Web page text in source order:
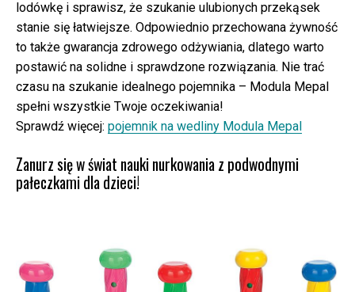
lodówkę i sprawisz, że szukanie ulubionych przekąsek
stanie się łatwiejsze. Odpowiednio przechowana żywność
to także gwarancja zdrowego odżywiania, dlatego warto
postawić na solidne i sprawdzone rozwiązania. Nie trać
czasu na szukanie idealnego pojemnika – Modula Mepal
spełni wszystkie Twoje oczekiwania!
Sprawdź więcej: pojemnik na wedliny Modula Mepal
Zanurz się w świat nauki nurkowania z podwodnymi
pałeczkami dla dzieci!